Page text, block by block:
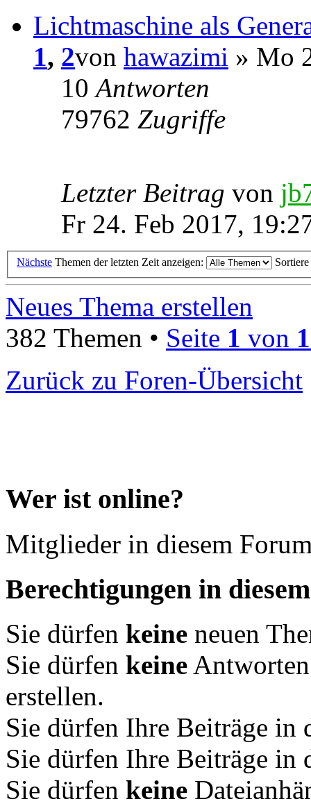
Lichtmaschine als
1, 2von hawazimi » Mo
10Antworten
79762 Zugriffe
Letzter Beitrag von
Fr 24. Feb 2017,
Nächste Themen der letzten Zeit anzeigen:
Neues Thema erstellen
382 Themen • Seite 1 von
Zurück zu Foren-Übersicht
Wer ist online?
Mitglieder in diesem
Berechtigungen in
Sie dürfen keine neuen
Sie dürfen keine
erstellen.
Sie dürfen Ihre Beiträge in
Sie dürfen Ihre Beiträge in
Sie dürfen keine